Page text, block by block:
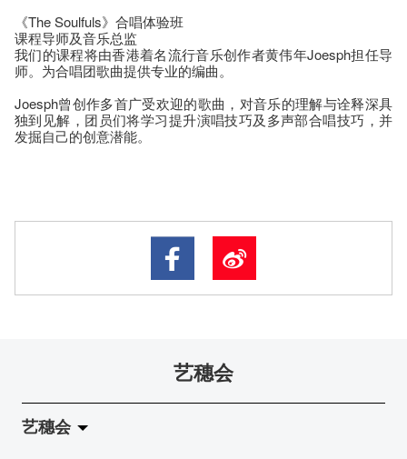
《The Soulfuls》合唱体验班
课程导师及音乐总监
我们的课程将由香港着名流行音乐创作者黄伟年Joesph担任导
师。为合唱团歌曲提供专业的编曲。
Joesph曾创作多首广受欢迎的歌曲，对音乐的理解与诠释深具
独到见解，团员们将学习提升演唱技巧及多声部合唱技巧，并
发掘自己的创意潜能。
艺穗会
艺穗会